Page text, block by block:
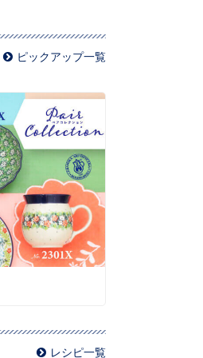
ピックアップ一覧
レシピ一覧